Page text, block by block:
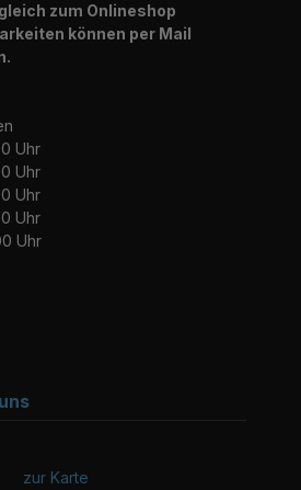
zum Onlineshop
können per Mail
Uhr
Uhr
Uhr
Uhr
Uhr
zur Karte